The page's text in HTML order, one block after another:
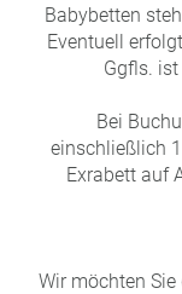
Babybetten
Eventuell
Ggfls.
Bei
einschließlich
Exrabett auf
Wir möchten